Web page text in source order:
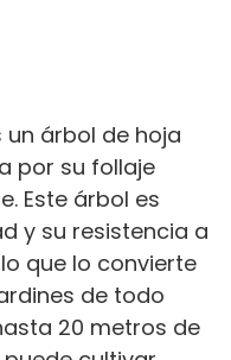
un árbol de hoja
por su follaje
Este árbol es
y su resistencia a
que lo convierte
de todo
20 metros de